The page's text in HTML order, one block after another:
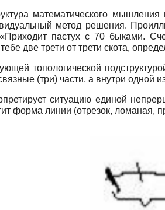
математического
метод решения.
пастух с 70 быками.
две трети от трети скота,
топологической
(три) части, а внутри
ситуацию единой
форма линии (отрезок, ломаная,